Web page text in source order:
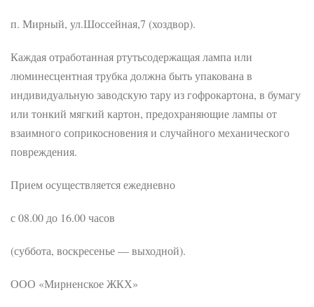
п. Мирный, ул.Шоссейная,7 (хоздвор).
Каждая отработанная ртутьсодержащая лампа или
люминесцентная трубка должна быть упакована в
индивидуальную заводскую тару из гофрокартона, в бумагу
или тонкий мягкий картон, предохраняющие лампы от
взаимного соприкосновения и случайного механического
повреждения.
Прием осуществляется ежедневно
с 08.00 до 16.00 часов
(суббота, воскресенье — выходной).
ООО «Мирненское ЖКХ»